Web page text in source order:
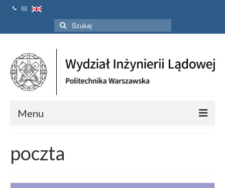
Szuklaj
w:
Menu
Aktualności
Linki
poczta